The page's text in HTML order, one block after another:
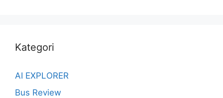
Kategori
AI EXPLORER
Bus Review